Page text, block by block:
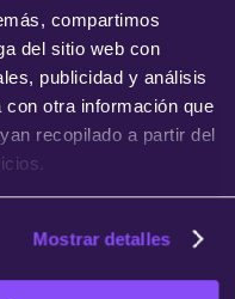
compartimos
del sitio web con
publicidad y análisis
otra información que
recopilado a partir del
Mostrar detalles
(AI-900)
certificaciones?